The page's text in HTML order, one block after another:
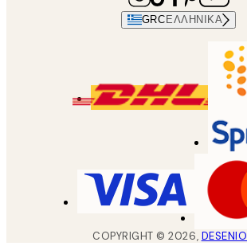
GRC ΕΛΛΗΝΙΚΆ
COPYRIGHT ©2026, DESENIO